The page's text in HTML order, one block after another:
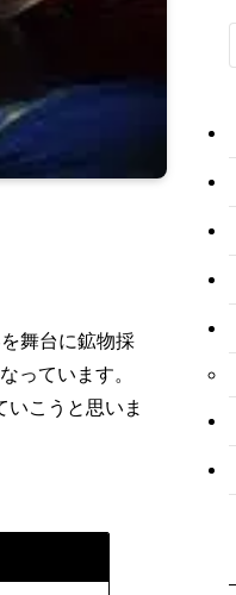
舞台に鉱物採
っています。
こうと思いま